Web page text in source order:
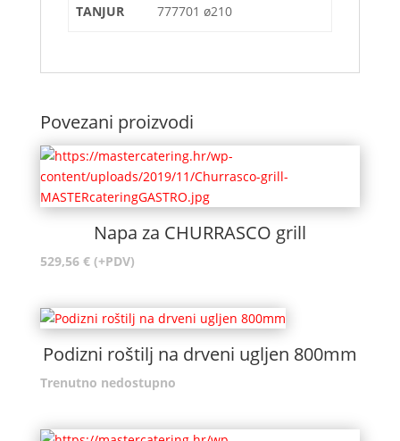
TANJUR
777701 ø210
Povezani proizvodi
Napa za CHURRASCO grill
529,56 € (+PDV)
Podizni roštilj na drveni ugljen 800mm
Trenutno nedostupno